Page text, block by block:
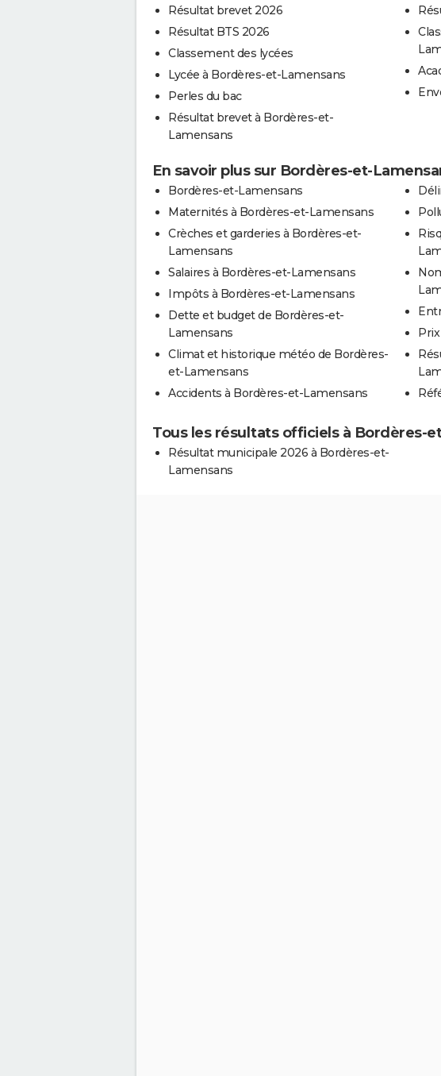
Résultat brevet 2026
Résultat BTS 2026
Classement des lycées
Lycée à Bordères-et-Lamensans
Perles du bac
Résultat brevet à Bordères-et-
Lamensans
En savoir plus sur Bordères-et-
Bordères-et-Lamensans
Maternités à Bordères-et-Lamensans
Crèches et garderies à Bordères-et-
Lamensans
Salaires à Bordères-et-Lamensans
Impôts à Bordères-et-Lamensans
Dette et budget de Bordères-et-
Lamensans
Climat et historique météo de Bordères-
et-Lamensans
Accidents à Bordères-et-Lamensans
Tous les résultats officiels à Bordères-
Résultat municipale 2026 à Bordères-et-
Lamensans